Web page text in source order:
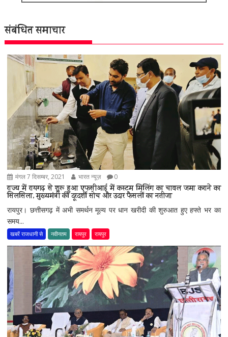
संबंधित समाचार
मंगल 7 दिसम्बर, 2021 भारत न्यूज़ 0
राज्य में रायगढ़ से शुरू हुआ एफसीआई में कस्टम मिलिंग का चावल जमा कराने का
सिलसिला, मुख्यमंत्री की दूरदर्शी सोच और उदार फैसलों का नतीजा
रायपुर। छत्तीसगढ़ में अभी समर्थन मूल्य पर धान खरीदी की शुरुआत हुए हफ्ते भर का
समय...
खबरें राजधानी से नवीनतम रायपुर रायपुर